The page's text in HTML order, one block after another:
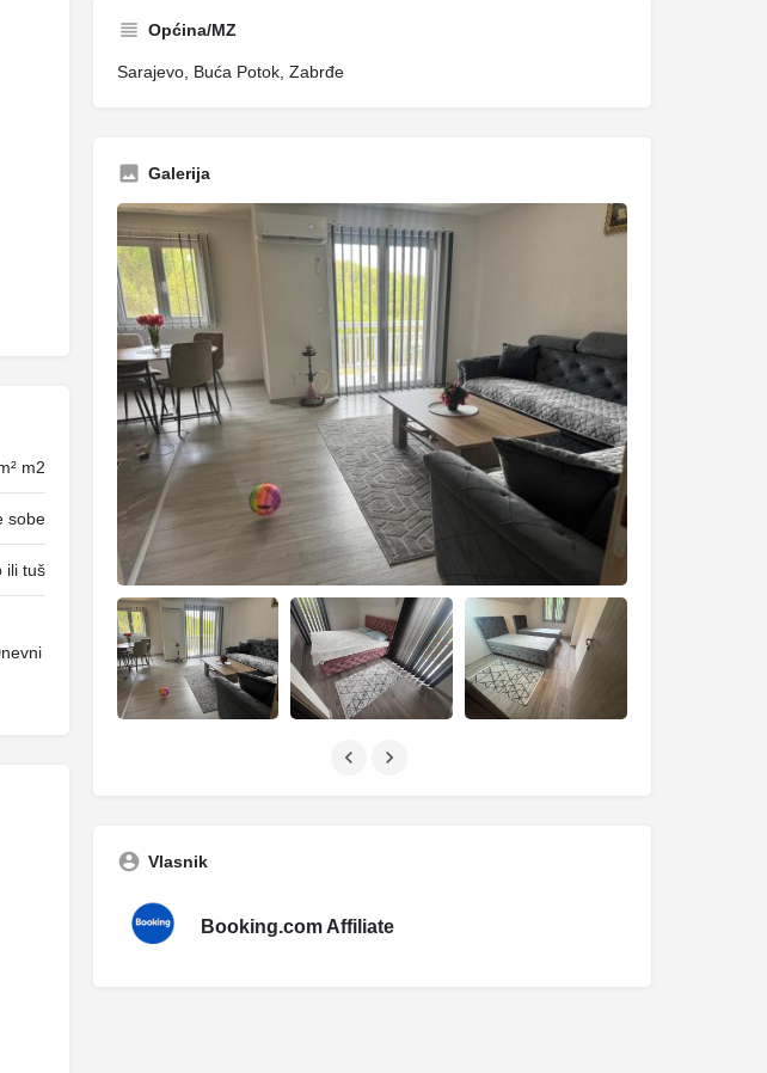
m2
sobe
ili tuš
Općina/MZ
Sarajevo, Buća Potok, Zabrđe
Galerija
Vlasnik
Booking.com Affiliate